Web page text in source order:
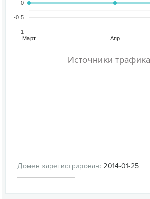
Март Апр
-1
-0.5
0
Источники трафика
Домен зарегистрирован: 2014-01-25